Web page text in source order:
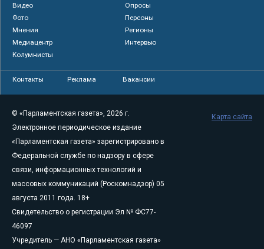
Видео
Опросы
Фото
Персоны
Мнения
Регионы
Медиацентр
Интервью
Колумнисты
Контакты Реклама Вакансии
© «Парламентская газета», 2026 г.
Электронное периодическое издание
«Парламентская газета» зарегистрировано в
Федеральной службе по надзору в сфере
связи, информационных технологий и
массовых коммуникаций (Роскомнадзор) 05
августа 2011 года. 18+
Свидетельство о регистрации Эл № ФС77-
46097
Учредитель — АНО «Парламентская газета»
Карта сайта